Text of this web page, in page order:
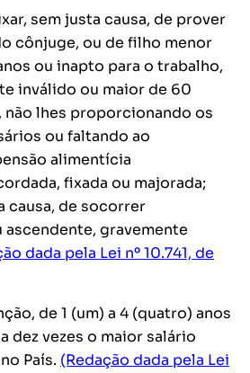
sem justa causa, de prover
cônjuge, ou de filho menor
ou inapto para o trabalho,
inválido ou maior de 60
não lhes proporcionando os
ou faltando ao
alimentícia
fixada ou majorada;
causa, de socorrer
gravemente
dada pela Lei nº 10.741, de
de 1 (um) a 4 (quatro) anos
dez vezes o maior salário
País. (Redação dada pela Lei